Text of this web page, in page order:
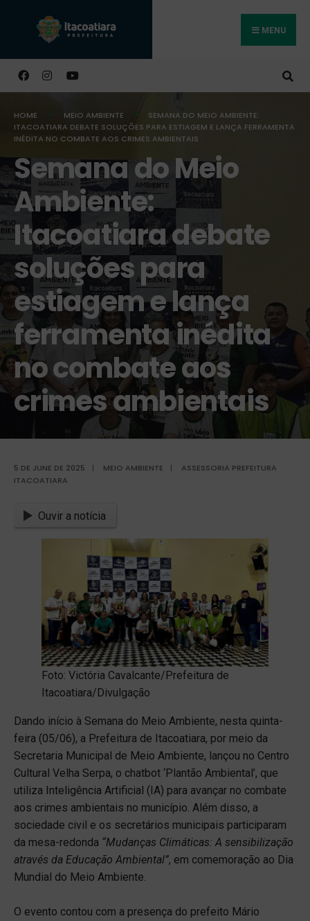
MENU
HOME MEIO AMBIENTE
SEMANA DO MEIO AMBIENTE:
ITACOATIARA DEBATE SOLUÇÕES PARA ESTIAGEM E LANÇA FERRAMENTA
INÉDITA NO COMBATE AOS CRIMES AMBIENTAIS
Semana do Meio
Ambiente:
Itacoatiara debate
soluções para
estiagem e lança
ferramenta inédita
no combate aos
crimes ambientais
5 DE JUNE DE 2025 | MEIO AMBIENTE |
ASSESSORIA PREFEITURA
ITACOATIARA
Ouvir a notícia
Foto: Victória Cavalcante/Prefeitura de
Itacoatiara/Divulgação
Dando início à Semana do Meio Ambiente, nesta quinta-
feira (05/06), a Prefeitura de Itacoatiara, por meio da
Secretaria Municipal de Meio Ambiente, lançou no Centro
Cultural Velha Serpa, o chatbot ‘Plantão Ambiental’, que
utiliza Inteligência Artificial (IA) para avançar no combate
aos crimes ambientais no município. Além disso, a
sociedade civil e os secretários municipais participaram
da mesa-redonda “Mudanças Climáticas: A sensibilização
através da Educação Ambiental”, em comemoração ao Dia
Mundial do Meio Ambiente.
O evento contou com a presença do prefeito Mário
Buscar